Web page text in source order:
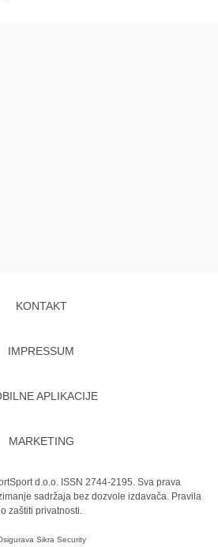
KONTAKT
IMPRESSUM
APLIKACIJE
MARKETING
d.o.o. ISSN 2744-2195. Sva prava
sadržaja bez dozvole izdavača. Pravila
o zaštiti privatnosti.
Sikra Security